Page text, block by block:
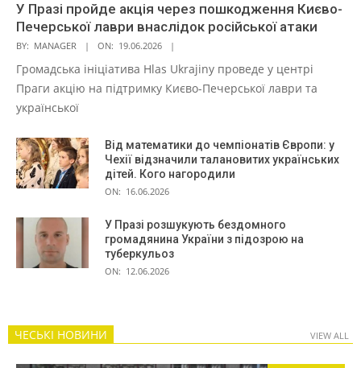
У Празі пройде акція через пошкодження Києво-
Печерської лаври внаслідок російської атаки
BY: MANAGER ON: 19.06.2026
Громадська ініціатива Hlas Ukrajiny проведе у центрі
Праги акцію на підтримку Києво-Печерської лаври та
української
Від математики до чемпіонатів Європи: у
Чехії відзначили талановитих українських
дітей. Кого нагородили
ON: 16.06.2026
У Празі розшукують бездомного
громадянина України з підозрою на
туберкульоз
ON: 12.06.2026
ЧЕСЬКІ НОВИНИ VIEW ALL